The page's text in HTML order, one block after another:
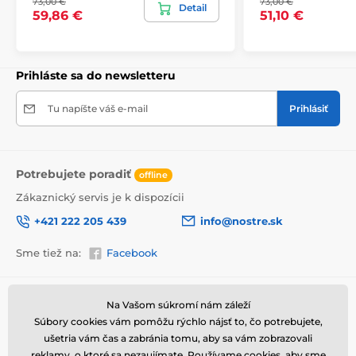
Vysoko kvalitná tlač
Kvalita je pre nás dôležitá a preto sme pre každý set
plátno, ktorého hmotnosť je370 g/m
pozostáva zo
zmesi polyesteru a bavlny.
Nezabudli
sme ani na starostlivý výber farieb, ktoré sú
ekologické, čo znamená, že nezapáchajú
59,86 €
Detail
51,10 €
Prihláste sa do newsletteru
Tu napíšte váš e-mail Prihlásiť
Potrebujete poradiť offline
Zákaznický servis je k dispozícii
+421 222 205 439
info@nostre.sk
Sme tiež na: Facebook
Informácie o nákupe
Obchodné a reklamačné
podmienky
Užitočné informácie
Často kladené otázky
Magazín
Na Vašom súkromí nám záleží
Súbory cookies vám pomôžu rýchlo nájsť to, čo potrebujete,
ušetria vám čas a zabránia tomu, aby sa vám zobrazovali